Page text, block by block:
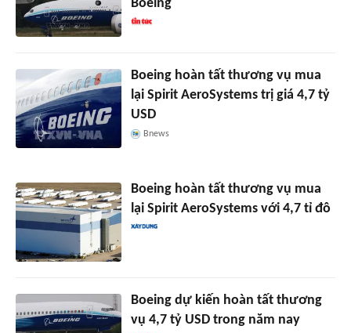
Boeing
Boeing hoàn tất thương vụ mua
lại Spirit AeroSystems trị giá 4,7 tỷ
USD
Bnews
Boeing hoàn tất thương vụ mua
lại Spirit AeroSystems với 4,7 tỉ đô
Boeing dự kiến hoàn tất thương
vụ 4,7 tỷ USD trong năm nay